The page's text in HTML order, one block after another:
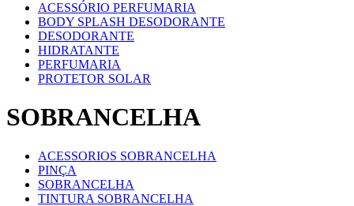
ACESSÓRIO PERFUMARIA
BODY SPLASH DESODORANTE
DESODORANTE
HIDRATANTE
PERFUMARIA
PROTETOR SOLAR
SOBRANCELHA
ACESSORIOS SOBRANCELHA
PINÇA
SOBRANCELHA
TINTURA SOBRANCELHA